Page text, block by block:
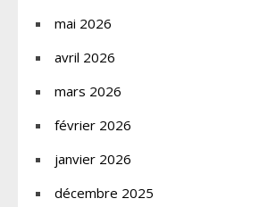
mai 2026
avril 2026
mars 2026
février 2026
janvier 2026
décembre 2025